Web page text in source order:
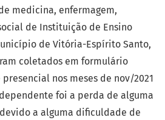
medicina, enfermagem,
de Instituição de Ensino
de Vitória-Espírito Santo,
coletados em formulário
nos meses de nov/2021
foi a perda de alguma
a alguma dificuldade de